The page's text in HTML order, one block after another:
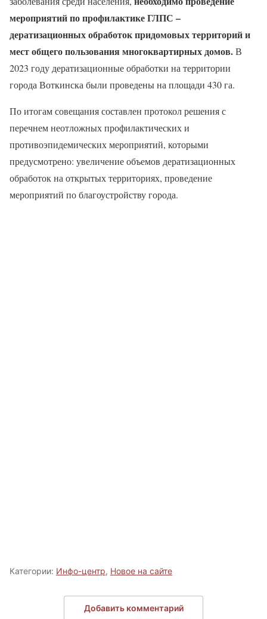
мероприятий по профилактике ГЛПС –
дератизационных обработок придомовых территорий и
мест общего пользования многоквартирных домов.В
2023 году дератизационные обработки на территории
города Воткинска были проведены на площади 430 га.
По итогам совещания составлен протокол решения с
перечнем неотложных профилактических и
противоэпидемических мероприятий, которыми
предусмотрено: увеличение объемов дератизационных
обработок на открытых территориях, проведение
мероприятий по благоустройству города.
Категории: Инфо-центр, Новое на сайте
Добавить комментарий